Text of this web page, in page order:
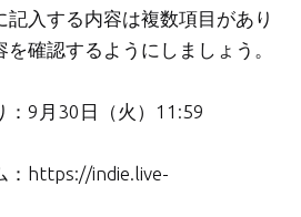
記入する内容は複数項目があり
確認するようにしましょう。
9月30日（火）11:59
https://indie.live-